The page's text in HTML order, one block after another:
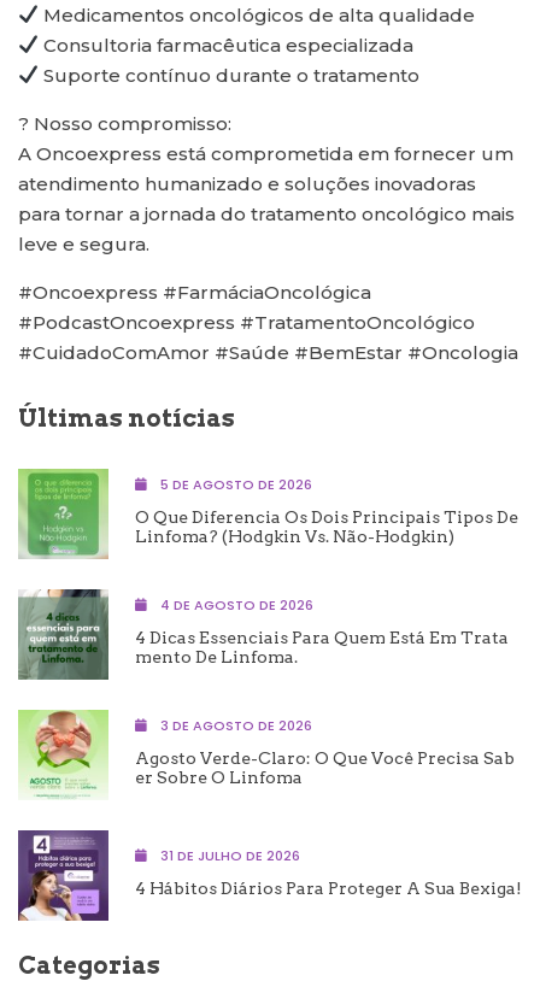
Medicamentos oncológicos de alta qualidade
Consultoria farmacêutica especializada
Suporte contínuo durante o tratamento
? Nosso compromisso:
A Oncoexpress está comprometida em fornecer um
atendimento humanizado e soluções inovadoras
para tornar a jornada do tratamento oncológico mais
leve e segura.
#Oncoexpress #FarmáciaOncológica
#PodcastOncoexpress #TratamentoOncológico
#CuidadoComAmor #Saúde #BemEstar #Oncologia
Últimas notícias
5 DE AGOSTO DE 2026
O Que Diferencia Os Dois Principais Tipos De
Linfoma? (Hodgkin Vs. Não-Hodgkin)
4 DE AGOSTO DE 2026
4 Dicas Essenciais Para Quem Está Em Trata
Mento De Linfoma.
3 DE AGOSTO DE 2026
Agosto Verde-Claro: O Que Você Precisa Sab
Er Sobre O Linfoma
31 DE JULHO DE 2026
4 Hábitos Diários Para Proteger A Sua Bexiga!
Categorias